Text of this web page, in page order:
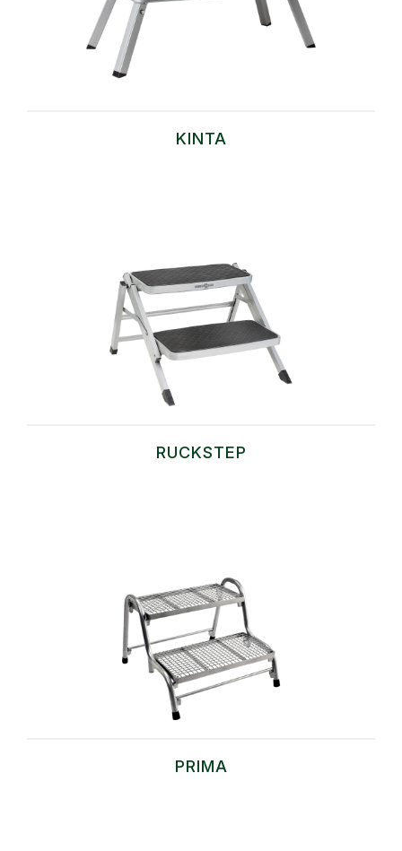
KINTA
RUCKSTEP
PRIMA